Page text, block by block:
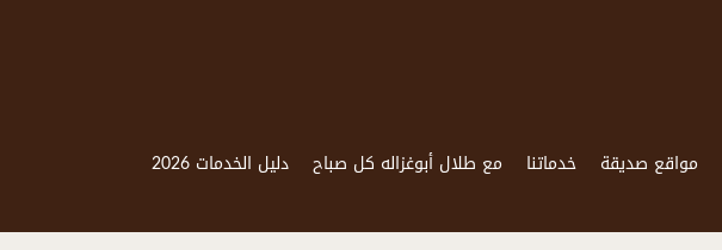
مواقع صديقة خدماتنا مع طلال أبوغزاله كل صباح دليل الخدمات 2026